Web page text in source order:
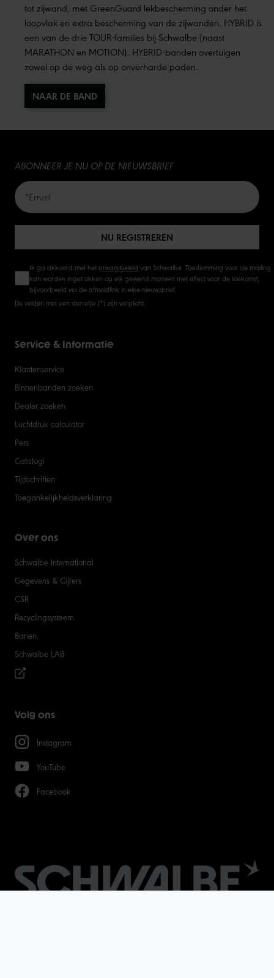
tot zijwand, met GreenGuard lekbescherming onder het
loopvlak en extra bescherming van de zijwanden. HYBRID is
een van de drie TOUR-families bij Schwalbe (naast
MARATHON en MOTION). HYBRID-banden overtuigen
zowel op de weg als op onverharde paden.
NAAR DE BAND
ABONNEER JE NU OP DE NIEUWSBRIEF
NU REGISTREREN
Ik ga akkoord met het privacybeleid van Schwalbe. Toestemming voor de mailing
kan worden ingetrokken op elk gewenst moment met effect voor de toekomst,
bijvoorbeeld via de afmeldlink in elke nieuwsbrief.
De velden met een sterretje (*) zijn verplicht.
Service & Informatie
Klantenservice
Binnenbanden zoeken
Dealer zoeken
Luchtdruk calculator
Pers
Catalogi
Tijdschriften
Toegankelijkheidsverklaring
Over ons
Schwalbe International
Gegevens & Cijfers
CSR
Recyclingsysteem
Banen
Schwalbe LAB
Volg ons
Instagram
YouTube
Facebook